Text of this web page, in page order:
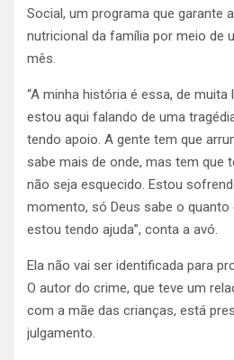
Social, um programa que garante
nutricional da família por meio de
mês.
“A minha história é essa, de
estou aqui falando de uma
tendo apoio. A gente tem que
sabe mais de onde, mas tem que
não seja esquecido. Estou
momento, só Deus sabe o quanto
estou tendo ajuda”, conta a avó.
Ela não vai ser identificada para
O autor do crime, que teve um
com a mãe das crianças, está
julgamento.